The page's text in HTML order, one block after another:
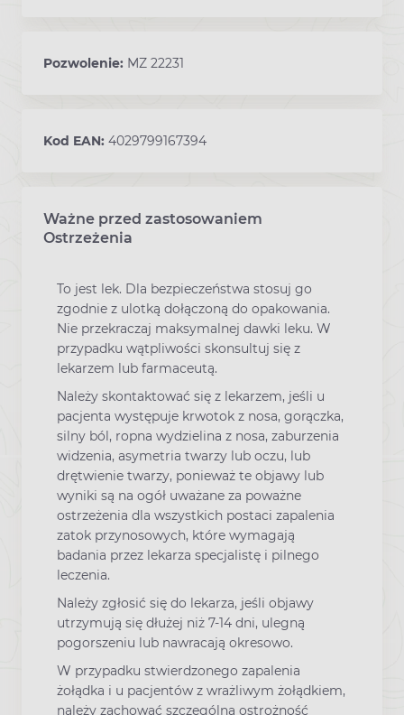
Pozwolenie: MZ 22231
Kod EAN: 4029799167394
Ważne przed zastosowaniem
Ostrzeżenia
To jest lek. Dla bezpieczeństwa stosuj go
zgodnie z ulotką dołączoną do opakowania.
Nie przekraczaj maksymalnej dawki leku. W
przypadku wątpliwości skonsultuj się z
lekarzem lub farmaceutą.
Należy skontaktować się z lekarzem, jeśli u
pacjenta występuje krwotok z nosa, gorączka,
silny ból, ropna wydzielina z nosa, zaburzenia
widzenia, asymetria twarzy lub oczu, lub
drętwienie twarzy, ponieważ te objawy lub
wyniki są na ogół uważane za poważne
ostrzeżenia dla wszystkich postaci zapalenia
zatok przynosowych, które wymagają
badania przez lekarza specjalistę i pilnego
leczenia.
Należy zgłosić się do lekarza, jeśli objawy
utrzymują się dłużej niż 7-14 dni, ulegną
pogorszeniu lub nawracają okresowo.
W przypadku stwierdzonego zapalenia
żołądka i u pacjentów z wrażliwym żołądkiem,
należy zachować szczególną ostrożność